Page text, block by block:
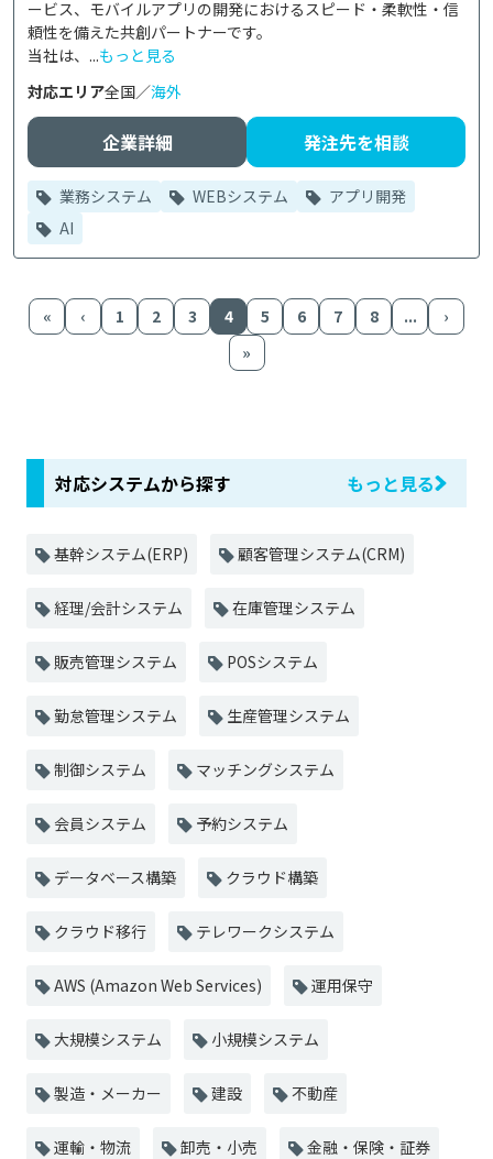
ービス、モバイルアプリの開発におけるスピード・柔軟性・信
頼性を備えた共創パートナーです。
当社は、...もっと見る
対応エリア全国／海外
企業詳細 発注先を相談
業務システム WEBシステム
アプリ開発
AI
« ‹ 1 2 3 4 5 6 7 8 ...
›
»
対応システムから探す もっと見る
基幹システム(ERP) 顧客管理システム(CRM)
経理/会計システム 在庫管理システム
販売管理システム POSシステム
勤怠管理システム 生産管理システム
制御システム マッチングシステム
会員システム 予約システム
データベース構築 クラウド構築
クラウド移行 テレワークシステム
AWS (Amazon Web Services) 運用保守
大規模システム 小規模システム
製造・メーカー 建設 不動産
運輸・物流 卸売・小売 金融・保険・証券